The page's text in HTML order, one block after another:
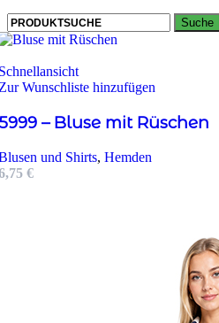
Suche
Wunschliste hinzufügen
– Bluse mit Rüschen
und Shirts, Hemden
€